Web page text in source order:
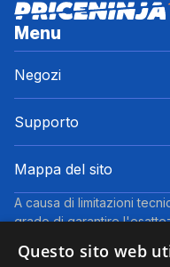
Menu
Negozi
Supporto
Mappa del sito
A causa di limitazioni
grado di garantire
informazioni fornite dai
delle attività di Price
Questo sito web